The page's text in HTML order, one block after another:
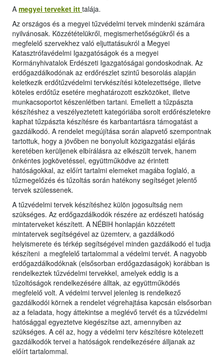
A megyei terveket itt talája.
Az országos és a megyei tűzvédelmi tervek mindenki számára
nyilvánosak. Közzétételükről, megismerhetőségükről és a
megfelelő szervekhez való eljuttatásukról a Megyei
Katasztrófavédelmi Igazgatóságok és a megyei
Kormányhivatalok Erdészeti Igazgatóságai gondoskodnak. Az
erdőgazdálkodónak az erdőrészlet szintű besorolás alapján
keletkezik erdőtűzvédelmi tervkészítési kötelezettsége, illetve
köteles erdőtűz esetére meghatározott eszközöket, illetve
munkacsoportot készenlétben tartani. Emellett a tűzpászta
készítéshez a veszélyeztetett kategóriába sorolt erdőrészletekre
kaphat tűzpászta készítésre és karbantartásra támogatást a
gazdálkodó. A rendelet megújítása során alapvető szempontnak
tartottuk, hogy a jövőben ne bonyolult közigazgatási eljárás
keretében kerüljenek elbírálásra az elkészült tervek, hanem
önkéntes jogkövetéssel, együttműködve az érintett
hatóságokkal, az előírt tartalmi elemeket magába foglaló, a
tűzmegelőzés és tűzoltás során hatékony segítséget jelentő
tervek szülessenek.
A tűzvédelmi tervek készítéshez külön jogosultság nem
szükséges. Az erdőgazdálkodók részére az erdészeti hatóság
mintaterveket készített. A NÉBIH honlapján közzétett
mintatervek segítségével az üzemterv, a gazdálkodó
helyismerete és térkép segítségével minden gazdálkodó el tudja
készíteni a megfelelő tartalommal a védelmi tervét. A nagyobb
erdőgazdálkodóknak (elsősorban erdőgazdaságok) korábban is
rendelkeztek tűzvédelmi tervekkel, amelyek eddig is a
tűzoltóságok rendelkezésére álltak, az együttműködés
megfelelő volt. A védelmi tervvel jelenleg is rendelkező
gazdálkodói körnek a rendelet végrehajtása kapcsán elsősorban
az a feladata, hogy áttekintse a meglévő tervét és a tűzvédelmi
hatósággal egyeztetve kiegészítse azt, amennyiben az
szükséges. A cél az, hogy a védelmi terv készítésre kötelezett
gazdálkodók tervei a hatóságok rendelkezésére álljanak az
előírt tartalommal.